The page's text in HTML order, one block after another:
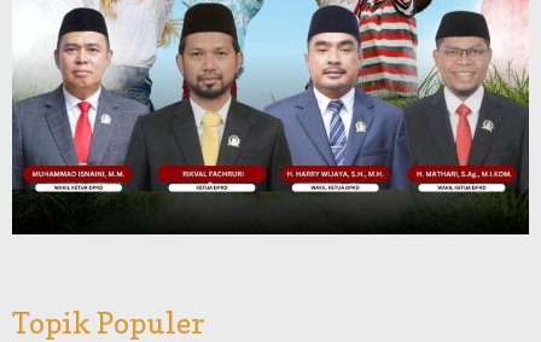
Topik Populer